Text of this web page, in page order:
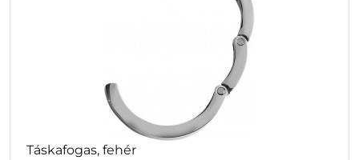
Táskafogas, fehér